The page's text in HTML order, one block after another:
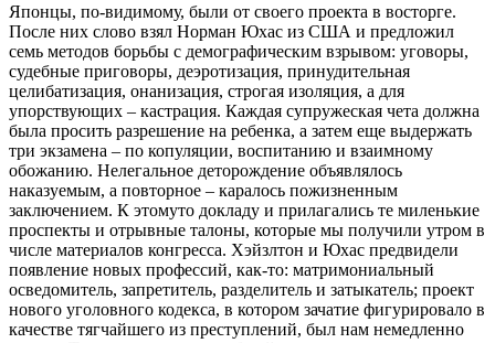
Японцы, по-видимому, были от своего проекта в восторге.
После них слово взял Норман Юхас из США и предложил
семь методов борьбы с демографическим взрывом: уговоры,
судебные приговоры, деэротизация, принудительная
целибатизация, онанизация, строгая изоляция, а для
упорствующих – кастрация. Каждая супружеская чета должна
была просить разрешение на ребенка, а затем еще выдержать
три экзамена – по копуляции, воспитанию и взаимному
обожанию. Нелегальное деторождение объявлялось
наказуемым, а повторное – каралось пожизненным
заключением. К этомуто докладу и прилагались те миленькие
проспекты и отрывные талоны, которые мы получили утром в
числе материалов конгресса. Хэйзлтон и Юхас предвидели
появление новых профессий, как-то: матримониальный
осведомитель, запретитель, разделитель и затыкатель; проект
нового уголовного кодекса, в котором зачатие фигурировало в
качестве тягчайшего из преступлений, был нам немедленно